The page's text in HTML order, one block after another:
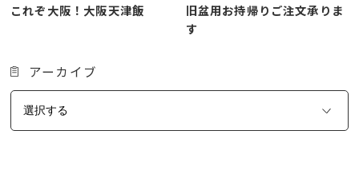
これぞ大阪！大阪天津飯
旧盆用お持帰りご注文承りま
す
アーカイブ